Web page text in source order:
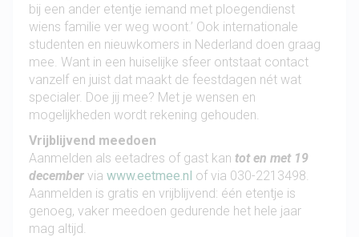
bij een ander etentje iemand met ploegendienst
wiens familie ver weg woont.’ Ook internationale
studenten en nieuwkomers in Nederland doen graag
mee. Want in een huiselijke sfeer ontstaat contact
vanzelf en juist dat maakt de feestdagen nét wat
specialer. Doe jij mee? Met je wensen en
mogelijkheden wordt rekening gehouden.
Vrijblijvend meedoen
Aanmelden als eetadres of gast kan tot en met 19
december via www.eetmee.nl of via 030-2213498.
Aanmelden is gratis en vrijblijvend: één etentje is
genoeg, vaker meedoen gedurende het hele jaar
mag altijd.